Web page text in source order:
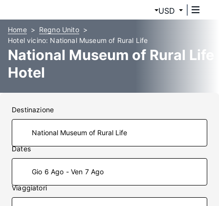
USD
Home
Regno Unito
Hotel vicino: National Museum of Rural Life
National Museum of Rural Life
Hotel
Destinazione
Dates
Gio 6 Ago - Ven 7 Ago
Viaggiatori